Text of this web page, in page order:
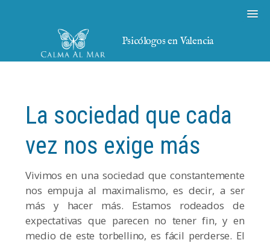
Psicólogos en Valencia
La sociedad que cada
vez nos exige más
Vivimos en una sociedad que constantemente
nos empuja al maximalismo, es decir, a ser
más y hacer más. Estamos rodeados de
expectativas que parecen no tener fin, y en
medio de este torbellino, es fácil perderse. El